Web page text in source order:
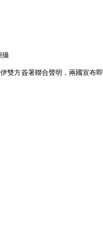
攝
雙方簽署聯合聲明，兩國宣布即